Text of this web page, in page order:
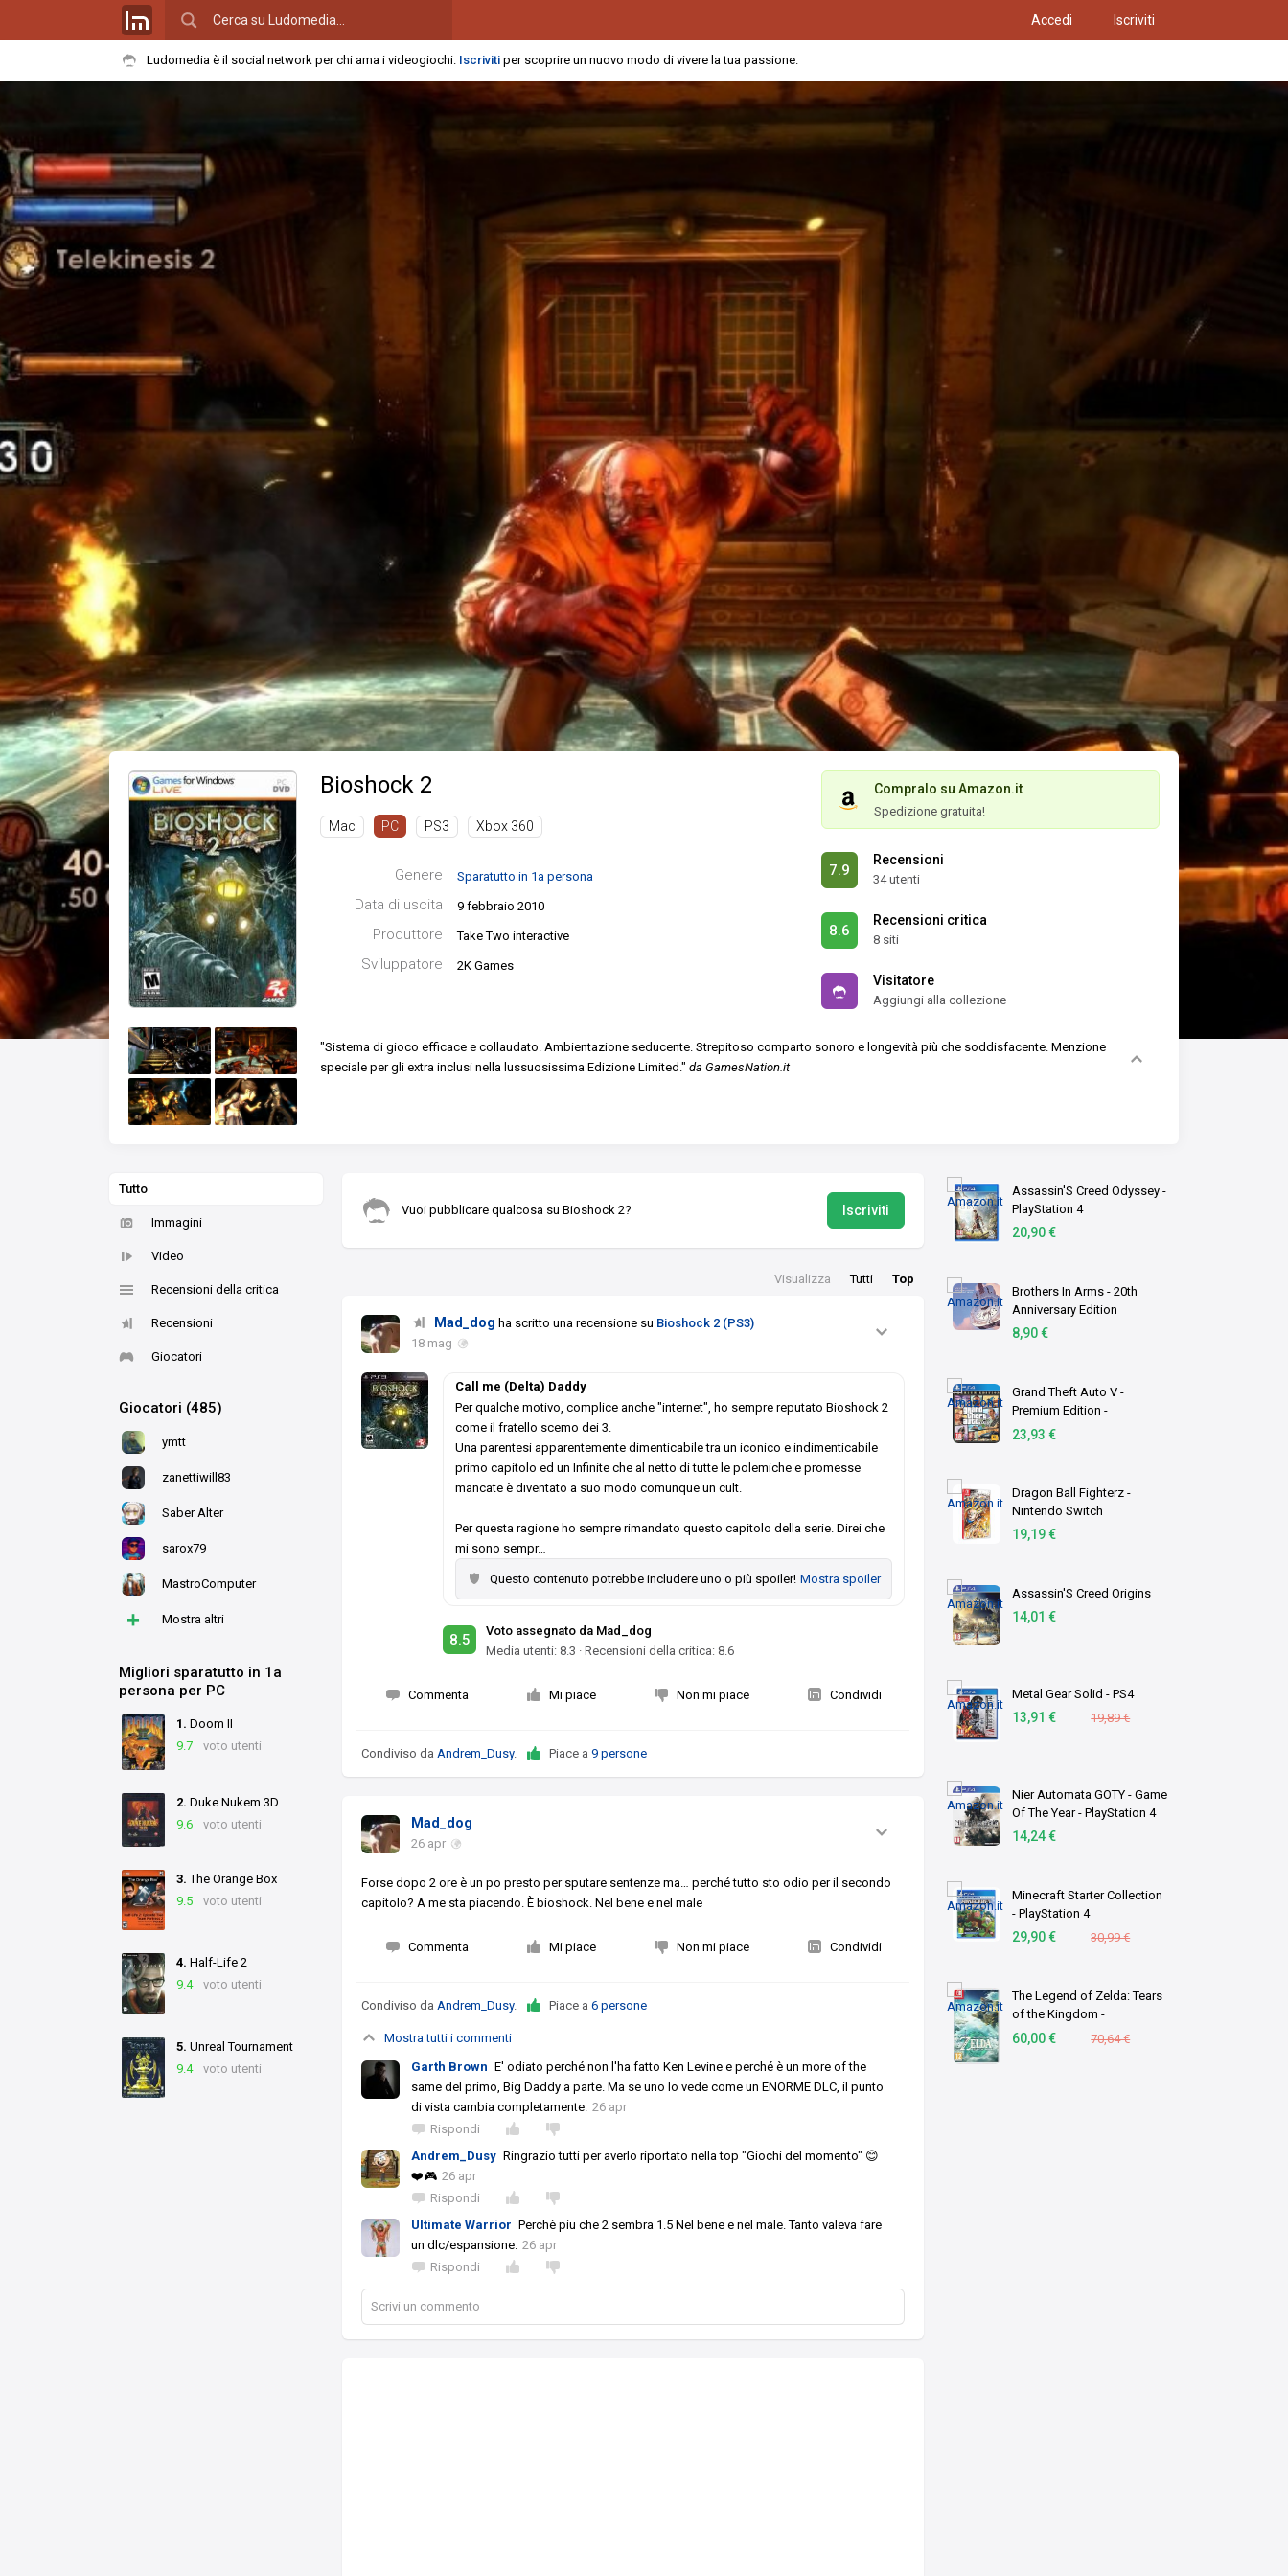
Accedi Iscriviti
Ludomedia è il social network per chi ama i videogiochi. Iscriviti per scoprire un nuovo modo di vivere la tua passione.
Bioshock 2
Mac PC PS3 Xbox 360
Genere Sparatutto in 1a persona
Data di uscita 9 febbraio 2010
Produttore Take Two interactive
Sviluppatore 2K Games
Compralo su Amazon.it
Spedizione gratuita!
7.9
Recensioni
34 utenti
8.6
Recensioni critica
8 siti
Visitatore
Aggiungi alla collezione
"Sistema di gioco efficace e collaudato. Ambientazione seducente. Strepitoso comparto sonoro e longevità più che soddisfacente. Menzione
speciale per gli extra inclusi nella lussuosissima Edizione Limited." da GamesNation.it
Tutto
Immagini
Video
Recensioni della critica
Recensioni
Giocatori
Giocatori (485)
ymtt
zanettiwill83
Saber Alter
sarox79
MastroComputer
+ Mostra altri
Migliori sparatutto in 1a
persona per PC
1. Doom II
9.7
voto utenti
2. Duke Nukem 3D
9.6
voto utenti
3. The Orange Box
9.5
voto utenti
4. Half-Life 2
9.4
voto utenti
5. Unreal Tournament
9.4
voto utenti
Assassin'S Creed Odyssey -
PlayStation 4
20,90 €
Brothers In Arms - 20th
Anniversary Edition
8,90 €
Grand Theft Auto V -
Premium Edition -
PlayStation 4 [Edizione IT]
23,93 €
Dragon Ball Fighterz -
Nintendo Switch
19,19 €
Assassin'S Creed Origins
14,01 €
Metal Gear Solid - PS4
13,91 € 19,89 €
Nier Automata GOTY - Game
Of The Year - PlayStation 4
14,24 €
Minecraft Starter Collection
- PlayStation 4
29,90 € 30,99 €
The Legend of Zelda: Tears
of the Kingdom -
Videogioco Nintendo - Ed.
60,00 € 70,64 €
Vuoi pubblicare qualcosa su Bioshock 2? Iscriviti
Visualizza Tutti Top
Mad_dog ha scritto una recensione su Bioshock 2 (PS3)
18 mag
Call me (Delta) Daddy
Per qualche motivo, complice anche "internet", ho sempre reputato Bioshock 2
come il fratello scemo dei 3.
Una parentesi apparentemente dimenticabile tra un iconico e indimenticabile
primo capitolo ed un Infinite che al netto di tutte le polemiche e promesse
mancate è diventato a suo modo comunque un cult.
Per questa ragione ho sempre rimandato questo capitolo della serie. Direi che
mi sono sempr…
Questo contenuto potrebbe includere uno o più spoiler! Mostra spoiler
8.5
Voto assegnato da Mad_dog
Media utenti:8.3 ·Recensioni della critica: 8.6
Commenta Mi piace Non mi piace Condividi
Condiviso da Andrem_Dusy. Piace a9 persone
Mad_dog
26 apr
Forse dopo 2 ore è un po presto per sputare sentenze ma… perché tutto sto odio per il secondo
capitolo? A me sta piacendo. È bioshock. Nel bene e nel male
Commenta Mi piace Non mi piace Condividi
Condiviso da Andrem_Dusy. Piace a6 persone
Mostra tutti i commenti
Garth Brown E' odiato perché non l'ha fatto Ken Levine e perché è un more of the
same del primo, Big Daddy a parte. Ma se uno lo vede come un ENORME DLC, il punto
di vista cambia completamente. 26 apr
Rispondi
Andrem_Dusy Ringrazio tutti per averlo riportato nella top "Giochi del momento" 😊
❤️🎮 26 apr
Rispondi
Ultimate Warrior Perchè piu che 2 sembra 1.5 Nel bene e nel male. Tanto valeva fare
un dlc/espansione. 26 apr
Rispondi
Scrivi un commento